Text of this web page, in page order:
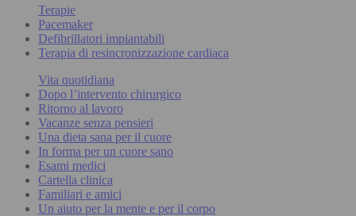
Terapie
Pacemaker
Defibrillatori impiantabili
Terapia di resincronizzazione cardiaca
Vita quotidiana
Dopo l’intervento chirurgico
Ritorno al lavoro
Vacanze senza pensieri
Una dieta sana per il cuore
In forma per un cuore sano
Esami medici
Cartella clinica
Familiari e amici
Un aiuto per la mente e per il corpo